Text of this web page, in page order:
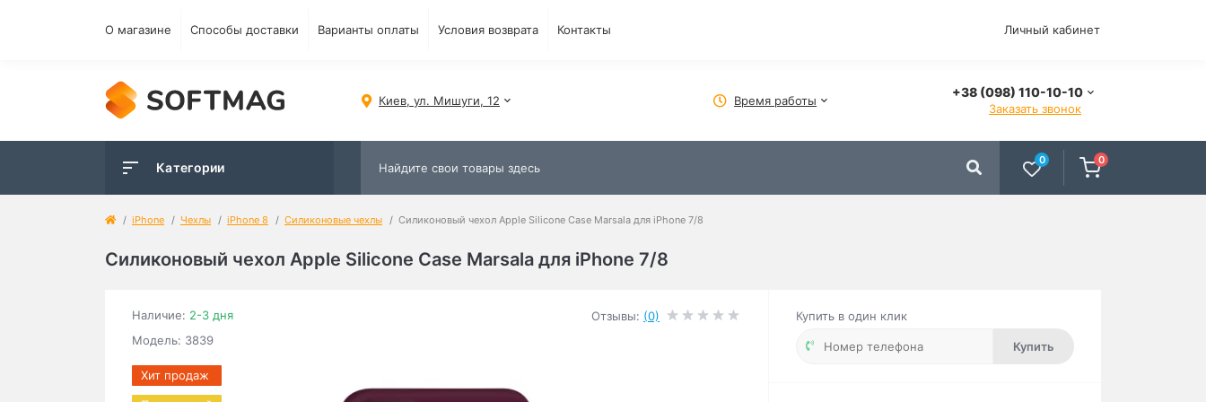
О магазине Способы доставки Варианты оплаты Условия возврата Контакты Личный кабинет
Киев, ул. Мишуги, 12 Время работы
+38 (098) 110-10-10
Заказать звонок
Категории 0 0
iPhone Чехлы iPhone 8 Силиконовые чехлы Силиконовый чехол Apple Silicone Case Marsala для iPhone 7/8
Силиконовый чехол Apple Silicone Case Marsala для iPhone 7/8
Наличие: 2-3 дня
Модель: 3839
Отзывы: (0)
Хит продаж
Купить в один клик
Купить